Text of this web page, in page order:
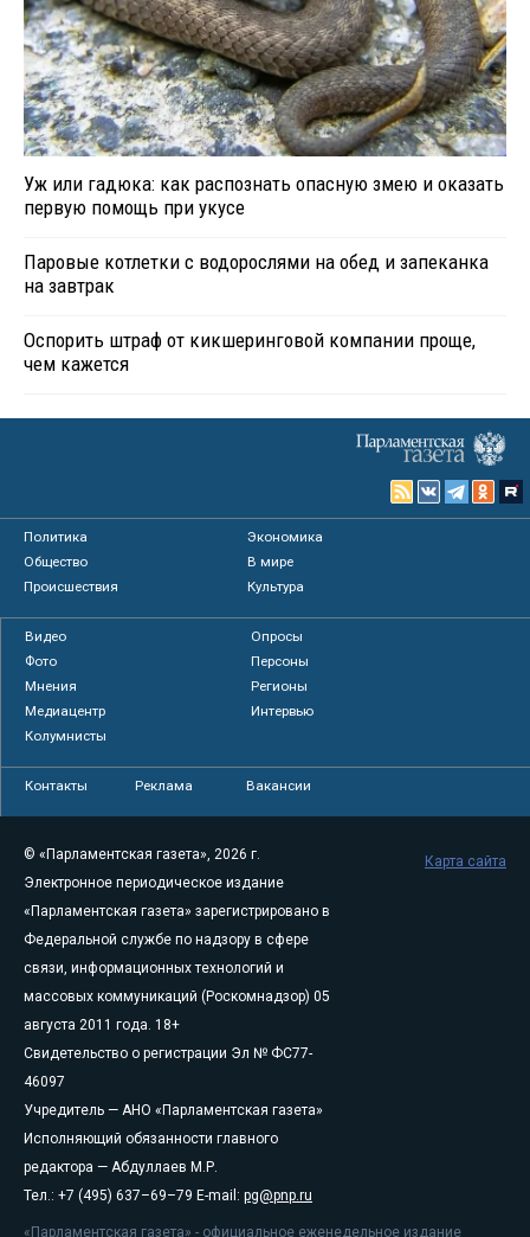
Уж или гадюка: как распознать опасную змею и оказать
первую помощь при укусе
Паровые котлетки с водорослями на обед и запеканка
на завтрак
Оспорить штраф от кикшеринговой компании проще,
чем кажется
Политика
Экономика
Общество
В мире
Происшествия
Культура
Видео
Опросы
Фото
Персоны
Мнения
Регионы
Медиацентр
Интервью
Колумнисты
Контакты Реклама Вакансии
© «Парламентская газета», 2026 г.
Электронное периодическое издание
«Парламентская газета» зарегистрировано в
Федеральной службе по надзору в сфере
связи, информационных технологий и
массовых коммуникаций (Роскомнадзор) 05
августа 2011 года. 18+
Свидетельство о регистрации Эл № ФС77-
46097
Учредитель — АНО «Парламентская газета»
Исполняющий обязанности главного
редактора — Абдуллаев М.Р.
Тел.: +7 (495) 637–69–79 E-mail: pg@pnp.ru
«Парламентская газета» - официальное еженедельное издание
Карта сайта